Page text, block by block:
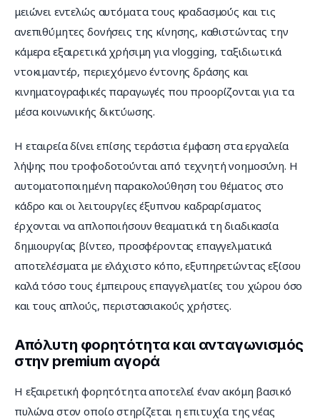
μειώνει εντελώς αυτόματα τους κραδασμούς και τις
ανεπιθύμητες δονήσεις της κίνησης, καθιστώντας την
κάμερα εξαιρετικά χρήσιμη για vlogging, ταξιδιωτικά
ντοκιμαντέρ, περιεχόμενο έντονης δράσης και
κινηματογραφικές παραγωγές που προορίζονται για τα
μέσα κοινωνικής δικτύωσης.
Η εταιρεία δίνει επίσης τεράστια έμφαση στα εργαλεία
λήψης που τροφοδοτούνται από τεχνητή νοημοσύνη. Η
αυτοματοποιημένη παρακολούθηση του θέματος στο
κάδρο και οι λειτουργίες έξυπνου καδραρίσματος
έρχονται να απλοποιήσουν θεαματικά τη διαδικασία
δημιουργίας βίντεο, προσφέροντας επαγγελματικά
αποτελέσματα με ελάχιστο κόπο, εξυπηρετώντας εξίσου
καλά τόσο τους έμπειρους επαγγελματίες του χώρου όσο
και τους απλούς, περιστασιακούς χρήστες.
Απόλυτη φορητότητα και ανταγωνισμός
στην premium αγορά
Η εξαιρετική φορητότητα αποτελεί έναν ακόμη βασικό
πυλώνα στον οποίο στηρίζεται η επιτυχία της νέας